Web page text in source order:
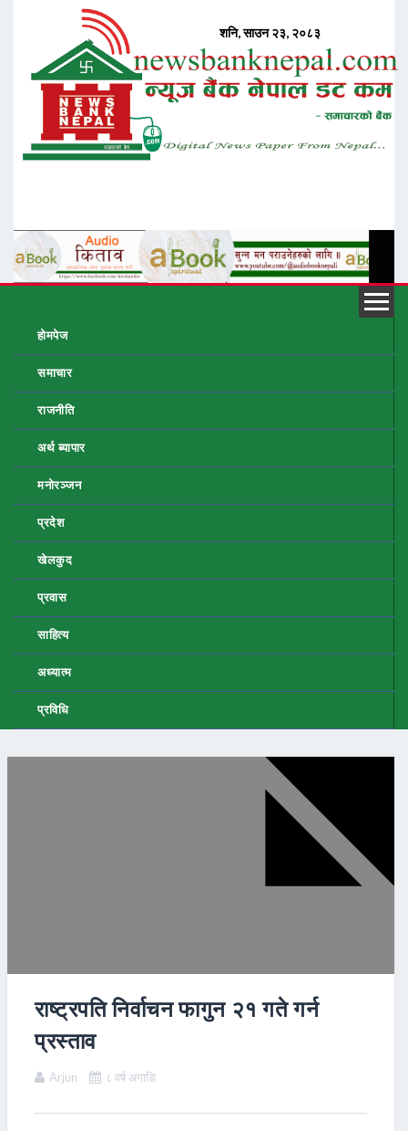
होमपेज
समाचार
राजनीति
अर्थ ब्यापार
मनोरञ्जन
प्रदेश
खेलकुद
प्रवास
साहित्य
अध्यात्म
प्रविधि
राष्ट्रपति निर्वाचन फागुन २१ गते गर्न
प्रस्ताव
Arjun ८ वर्ष अगाडि